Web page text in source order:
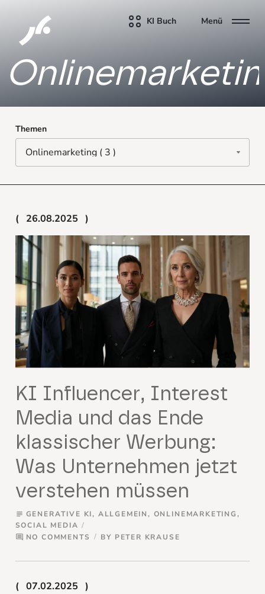
KI Buch Menü
Themen
26.08.2025
KI Influencer, Interest
Media und das Ende
klassischer Werbung:
Was Unternehmen jetzt
verstehen müssen
subject GENERATIVE KI, ALLGEMEIN, ONLINEMARKETING,
SOCIAL MEDIA
comment NO COMMENTS BY PETER KRAUSE
07.02.2025